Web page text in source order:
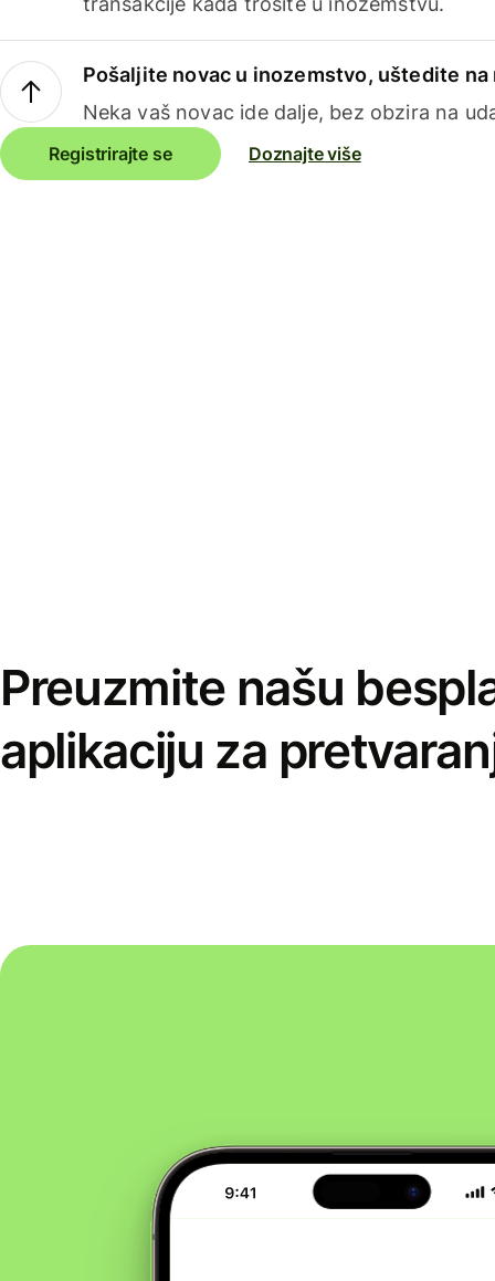
Pošaljite novac u inozemstvo, uštedite na
Neka vaš novac ide dalje, bez obzira na
Registrirajte se Doznajte više
Preuzmite našu
aplikaciju za